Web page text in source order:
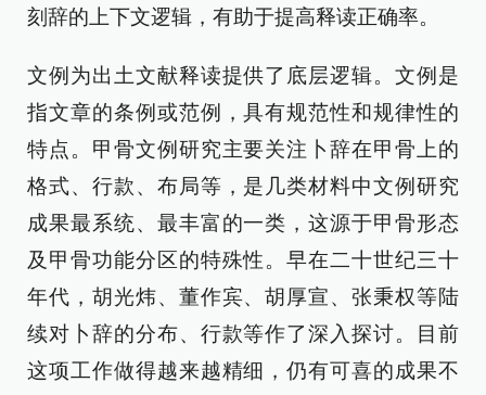
刻辞的上下文逻辑，有助于提高释读正确率。
文例为出土文献释读提供了底层逻辑。文例是
指文章的条例或范例，具有规范性和规律性的
特点。甲骨文例研究主要关注卜辞在甲骨上的
格式、行款、布局等，是几类材料中文例研究
成果最系统、最丰富的一类，这源于甲骨形态
及甲骨功能分区的特殊性。早在二十世纪三十
年代，胡光炜、董作宾、胡厚宣、张秉权等陆
续对卜辞的分布、行款等作了深入探讨。目前
这项工作做得越来越精细，仍有可喜的成果不